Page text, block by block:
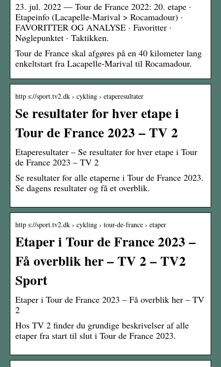
23. jul. 2022 — Tour de France 2022: 20. etape ·
Etapeinfo (Lacapelle-Marival > Rocamadour) ·
FAVORITTER OG ANALYSE · Favoritter ·
Nøglepunktet · Taktikken.
Tour de France skal afgøres på en 40 kilometer lang
enkeltstart fra Lacapelle-Marival til Rocamadour.
http s://sport.tv2.dk › cykling › etaperesultater
Se resultater for hver etape i
Tour de France 2023 – TV 2
Etaperesultater – Se resultater for hver etape i Tour
de France 2023 – TV 2
Se resultater for alle etaperne i Tour de France 2023.
Se dagens resultater og få et overblik.
http s://sport.tv2.dk › cykling › tour-de-france › etaper
Etaper i Tour de France 2023 –
Få overblik her – TV 2 – TV2
Sport
Etaper i Tour de France 2023 – Få overblik her – TV
2
Hos TV 2 finder du grundige beskrivelser af alle
etaper fra start til slut i Tour de France 2023.